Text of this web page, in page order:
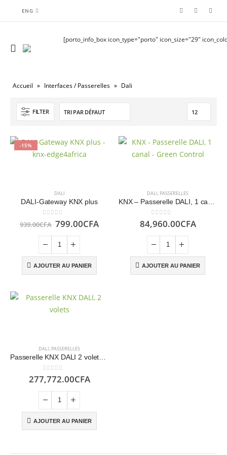
ENG
[porto_info_box icon_type="porto" icon_size="29"
Accueil » Interfaces / Passerelles » Dali
FILTER
-15%
DALI
DALI-Gateway KNX plus
sur 5
939.00CFA Le
initial
était :
939.00CFA.
799.00CFALe
799.00CFA.
AJOUTER AU PANIER
DALI, PASSERELLES
0sur 5
84,960.00CFA
AJOUTER AU PANIER
DALI, PASSERELLES
0 sur 5
277,772.00CFA
AJOUTER AU PANIER